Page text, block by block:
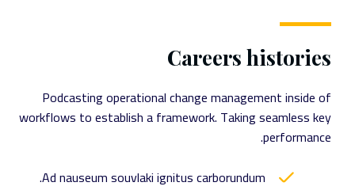
Careers histories
Podcasting operational change management inside of
workflows to establish a framework. Taking seamless key
performance.
Ad nauseum souvlaki ignitus carborundum.